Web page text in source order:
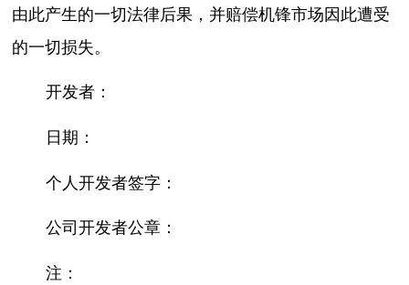
由此产生的一切法律后果，并赔偿机锋市场因此遭受
的一切损失。
开发者：
日期：
个人开发者签字：
公司开发者公章：
注：